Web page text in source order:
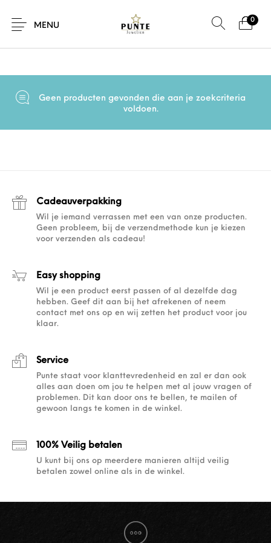
MENU
0
Horloges
Home / Producten getagged “Pig en hen”
Geen producten gevonden die aan je zoekcriteria
voldoen.
Cadeauverpakking
Wil je iemand verrassen met een van onze producten.
Geen probleem, bij de verzendmethode kun je kiezen
voor verzenden als cadeau!
Easy shopping
Wil je een product eerst passen of al dezelfde dag
hebben. Geef dit aan bij het afrekenen of neem
contact met ons op en wij zetten het product voor jou
klaar.
Service
Punte staat voor klanttevredenheid en zal er dan ook
alles aan doen om jou te helpen met al jouw vragen of
problemen. Dit kan door ons te bellen, te mailen of
gewoon langs te komen in de winkel.
100% Veilig betalen
U kunt bij ons op meerdere manieren altijd veilig
betalen zowel online als in de winkel.